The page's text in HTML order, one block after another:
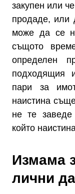
закупен или
продаде, или
може да се
същото
определен
подходящия
пари за
наистина
не те
който
Измама
лични